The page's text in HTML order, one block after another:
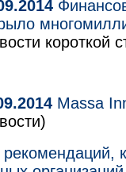
короткой
Massa
рекомендаций,